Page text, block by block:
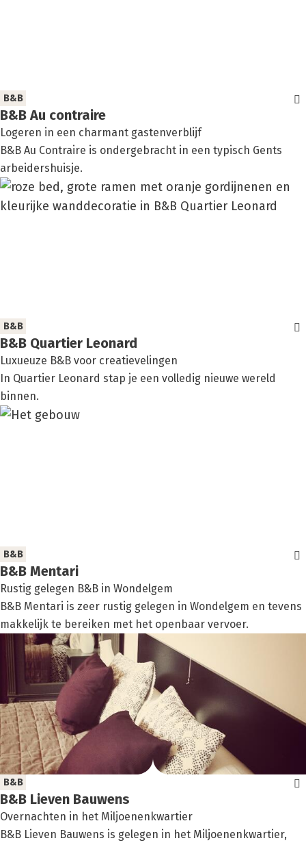
B&B Au con­trai­re
Logeren in een charmant gastenverblijf
B&B
B&B Au Contraire is ondergebracht in een typisch Gents
arbeidershuisje.
B&B Quar­tier Leo­nard
Luxueuze B&B voor creatievelingen
B&B
In Quartier Leonard stap je een volledig nieuwe wereld
binnen.
B&B Men­ta­ri
Rustig gelegen B&B in Wondelgem
B&B
B&B Mentari is zeer rustig gelegen in Wondelgem en tevens
makkelijk te bereiken met het openbaar vervoer.
B&B Lie­ven Bau­wens
Overnachten in het Miljoenenkwartier
B&B
B&B Lieven Bauwens is gelegen in het Miljoenenkwartier,